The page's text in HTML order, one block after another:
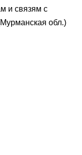
и связям с
обл.)